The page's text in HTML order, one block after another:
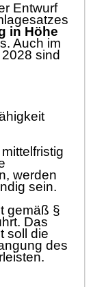
Entwurf
in Höhe
Auch im
sind
higkeit
werden
sein.
gemäß §
hrt. Das
soll die
des